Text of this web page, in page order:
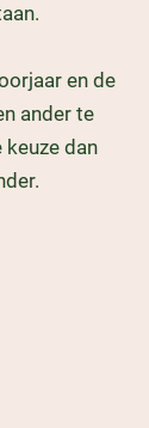
en de
ander te
keuze dan